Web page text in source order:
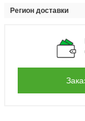
Регион доставки